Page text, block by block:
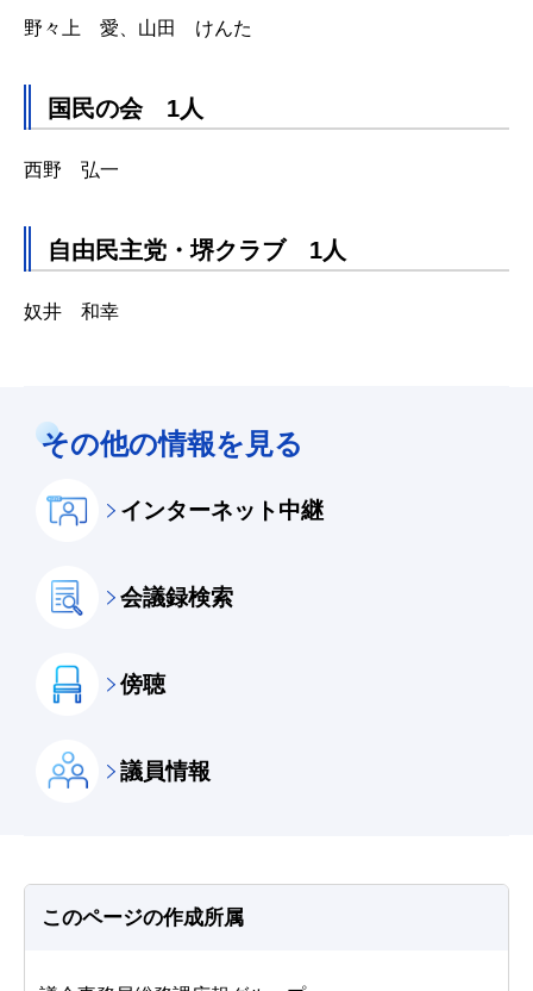
野々上 愛、山田 けんた
国民の会 1人
西野 弘一
自由民主党・堺クラブ 1人
奴井 和幸
その他の情報を見る
インターネット中継
会議録検索
傍聴
議員情報
このページの作成所属